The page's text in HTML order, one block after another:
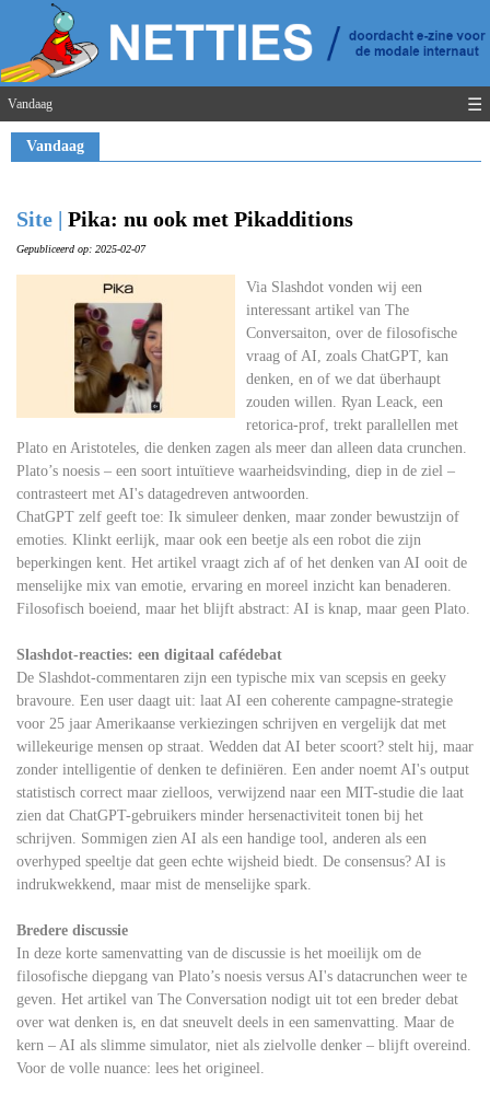
Vandaag ☰
Vandaag
Site | Pika: nu ook met Pikadditions
Gepubliceerd op: 2025-02-07
Via Slashdot vonden wij een
interessant artikel van The
Conversaiton, over de filosofische
vraag of AI, zoals ChatGPT, kan
denken, en of we dat überhaupt
zouden willen. Ryan Leack, een
retorica-prof, trekt parallellen met
Plato en Aristoteles, die denken zagen als meer dan alleen data crunchen.
Plato’s noesis – een soort intuïtieve waarheidsvinding, diep in de ziel –
contrasteert met AI's datagedreven antwoorden.
ChatGPT zelf geeft toe: Ik simuleer denken, maar zonder bewustzijn of
emoties. Klinkt eerlijk, maar ook een beetje als een robot die zijn
beperkingen kent. Het artikel vraagt zich af of het denken van AI ooit de
menselijke mix van emotie, ervaring en moreel inzicht kan benaderen.
Filosofisch boeiend, maar het blijft abstract: AI is knap, maar geen Plato.
Slashdot-reacties: een digitaal cafédebat
De Slashdot-commentaren zijn een typische mix van scepsis en geeky
bravoure. Een user daagt uit: laat AI een coherente campagne-strategie
voor 25 jaar Amerikaanse verkiezingen schrijven en vergelijk dat met
willekeurige mensen op straat. Wedden dat AI beter scoort? stelt hij, maar
zonder intelligentie of denken te definiëren. Een ander noemt AI's output
statistisch correct maar zielloos, verwijzend naar een MIT-studie die laat
zien dat ChatGPT-gebruikers minder hersenactiviteit tonen bij het
schrijven. Sommigen zien AI als een handige tool, anderen als een
overhyped speeltje dat geen echte wijsheid biedt. De consensus? AI is
indrukwekkend, maar mist de menselijke spark.
Bredere discussie
In deze korte samenvatting van de discussie is het moeilijk om de
filosofische diepgang van Plato’s noesis versus AI's datacrunchen weer te
geven. Het artikel van The Conversation nodigt uit tot een breder debat
over wat denken is, en dat sneuvelt deels in een samenvatting. Maar de
kern – AI als slimme simulator, niet als zielvolle denker – blijft overeind.
Voor de volle nuance: lees het origineel.